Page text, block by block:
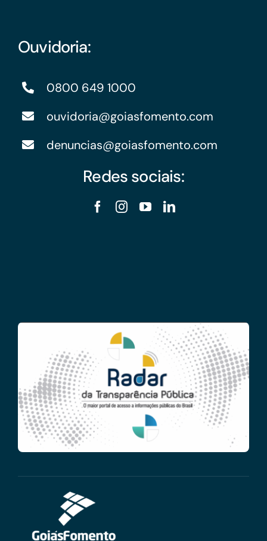
Ouvidoria:
0800 649 1000
ouvidoria@goiasfomento.com
denuncias@goiasfomento.com
Redes sociais: